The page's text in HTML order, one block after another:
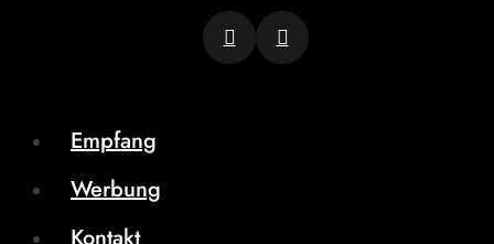
Empfang
Werbung
Kontakt